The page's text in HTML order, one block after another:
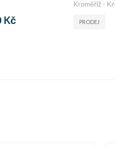
Kč
Kroměříž -
PRODEJ